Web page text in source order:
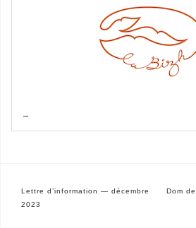
—
Navigation
de
Lettre d’information — décembre
2023
Dom